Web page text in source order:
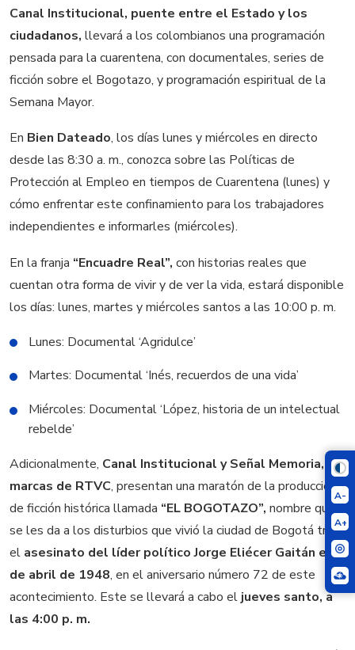
A-
A+
Canal Institucional, puente entre el Estado y los
ciudadanos, llevará a los colombianos una programación
pensada para la cuarentena, con documentales, series de
ficción sobre el Bogotazo, y programación espiritual de la
Semana Mayor.
En Bien Dateado, los días lunes y miércoles en directo
desde las 8:30 a. m., conozca sobre las Políticas de
Protección al Empleo en tiempos de Cuarentena (lunes) y
cómo enfrentar este confinamiento para los trabajadores
independientes e informarles (miércoles).
En la franja “Encuadre Real”, con historias reales que
cuentan otra forma de vivir y de ver la vida, estará disponible
los días: lunes, martes y miércoles santos a las 10:00 p. m.
Lunes: Documental ‘Agridulce’
Martes: Documental ‘Inés, recuerdos de una vida’
Miércoles: Documental ‘López, historia de un intelectual
rebelde’
Adicionalmente, Canal Institucional y Señal Memoria,
marcas de RTVC, presentan una maratón de la producción
de ficción histórica llamada “EL BOGOTAZO”, nombre que
se les da a los disturbios que vivió la ciudad de Bogotá tras
el asesinato del líder político Jorge Eliécer Gaitán el 9
de abril de 1948, en el aniversario número 72 de este
acontecimiento. Este se llevará a cabo el jueves santo, a
las 4:00 p. m.